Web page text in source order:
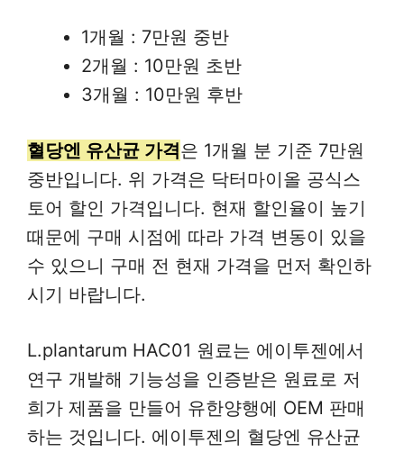
1개월 : 7만원 중반
2개월 : 10만원 초반
3개월 : 10만원 후반
혈당엔 유산균 가격은 1개월 분 기준 7만원
중반입니다. 위 가격은 닥터마이올 공식스
토어 할인 가격입니다. 현재 할인율이 높기
때문에 구매 시점에 따라 가격 변동이 있을
수 있으니 구매 전 현재 가격을 먼저 확인하
시기 바랍니다.
L.plantarum HAC01 원료는 에이투젠에서
연구 개발해 기능성을 인증받은 원료로 저
희가 제품을 만들어 유한양행에 OEM 판매
하는 것입니다. 에이투젠의 혈당엔 유산균